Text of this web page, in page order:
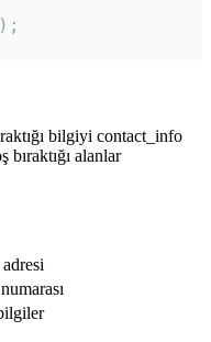
bilgiyi contact_info
alanlar